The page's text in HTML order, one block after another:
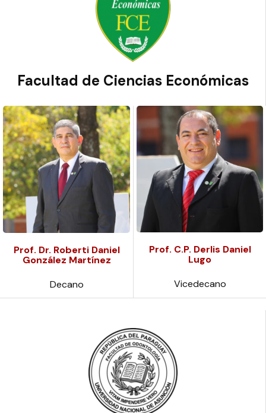
Facultad de Ciencias Económicas
Prof. Dr. Roberti Daniel
González Martínez
Decano
Prof. C.P. Derlis Daniel
Lugo
Vicedecano